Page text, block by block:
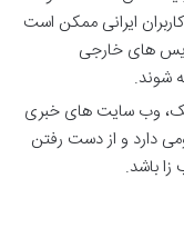
برخی کاربران ایرانی ممکن است
های خارجی
شوند.
وب سایت های خبری
دارد و از دست رفتن
باشد.